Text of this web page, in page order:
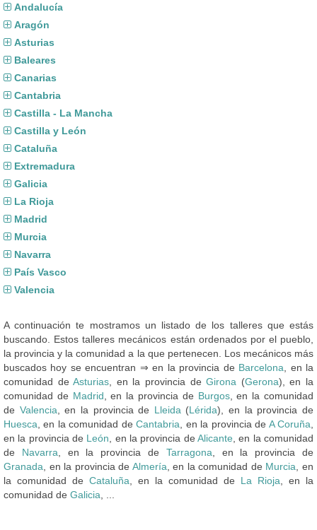
Andalucía
Aragón
Asturias
Baleares
Canarias
Cantabria
Castilla - La Mancha
Castilla y León
Cataluña
Extremadura
Galicia
La Rioja
Madrid
Murcia
Navarra
País Vasco
Valencia
A continuación te mostramos un listado de los talleres que estás
buscando. Estos talleres mecánicos están ordenados por el pueblo,
la provincia y la comunidad a la que pertenecen. Los mecánicos más
buscados hoy se encuentran ⇒ en la provincia de Barcelona , en la
comunidad deAsturias , en la provincia deGirona (Gerona), en la
comunidad de Madrid , en la provincia de Burgos, en la comunidad
de Valencia , en la provincia de Lleida (Lérida), en la provincia de
Huesca , en la comunidad deCantabria , en la provincia de A Coruña
en la provincia de León , en la provincia deAlicante , en la comunidad
de Navarra , en la provincia de Tarragona , en la provincia de
Granada , en la provincia de Almería , en la comunidad de Murcia , en
la comunidad de Cataluña , en la comunidad de La Rioja , en la
comunidad de Galicia